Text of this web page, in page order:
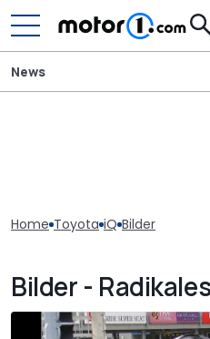
News
Home Toyota iQ Bilder
Bilder -